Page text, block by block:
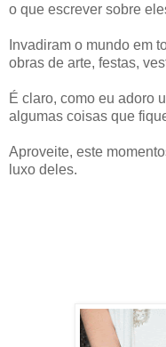
o que escrever sobre
Invadiram o mundo em
obras de arte, festas,
É claro, como eu adoro
algumas coisas que
Aproveite, este
luxo deles.